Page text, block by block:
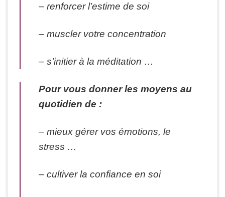
– renforcer l’estime de soi
– muscler votre concentration
– s’initier à la méditation …
Pour vous donner les moyens au
quotidien de :
– mieux gérer vos émotions, le
stress …
– cultiver la confiance en soi